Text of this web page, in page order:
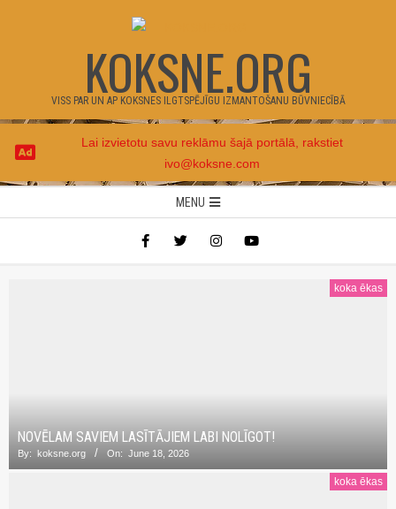
KOKSNE.ORG
VISS PAR UN AP KOKSNES ILGTSPĒJĪGU IZMANTOŠANU BŪVNIECĪBĀ
Lai izvietotu savu reklāmu šajā portālā, rakstiet
ivo@koksne.com
Navigation
MENU
koka ēkas
NOVĒLAM SAVIEM LASĪTĀJIEM LABI NOLĪGOT!
By: koksne.org On: June 18, 2026
koka ēkas